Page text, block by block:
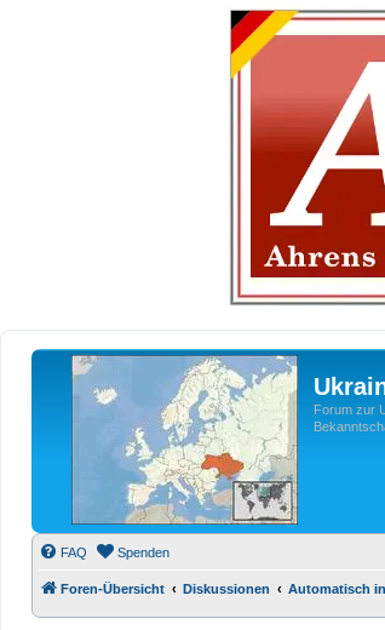
Forum zur
FAQ Spenden
Foren-Übersicht Diskussionen Automatisch